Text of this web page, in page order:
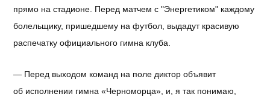
прямо на стадионе. Перед матчем с "Энергетиком" каждому
болельщику, пришедшему на футбол, выдадут красивую
распечатку официального гимна клуба.
— Перед выходом команд на поле диктор объявит
об исполнении гимна «Черноморца», и, я так понимаю,